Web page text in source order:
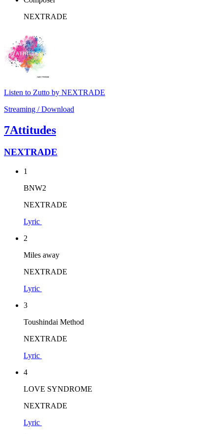
NEXTRADE
Listen to Zutto by NEXTRADE
Streaming / Download
7Attitudes
NEXTRADE
1
BNW2
NEXTRADE
Lyric
2
Miles away
NEXTRADE
Lyric
3
Toushindai Method
NEXTRADE
Lyric
4
LOVE SYNDROME
NEXTRADE
Lyric